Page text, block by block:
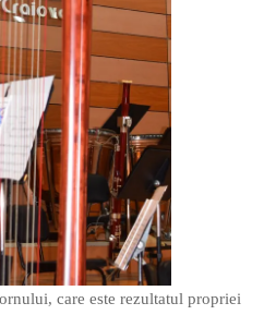
care este rezultatul propriei